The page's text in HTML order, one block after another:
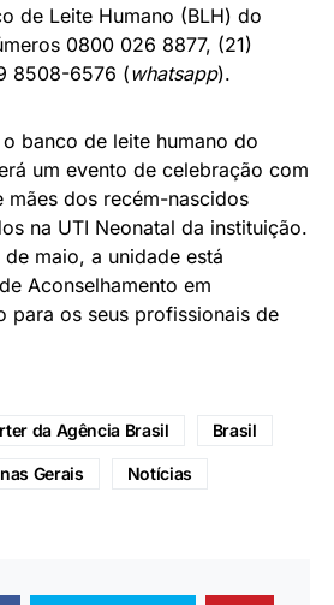
de Leite Humano (BLH) do
0800 026 8877, (21)
8508-6576 (whatsapp).
banco de leite humano do
um evento de celebração com
mães dos recém-nascidos
na UTI Neonatal da instituição.
maio, a unidade está
Aconselhamento em
para os seus profissionais de
da Agência Brasil Brasil
Gerais Notícias